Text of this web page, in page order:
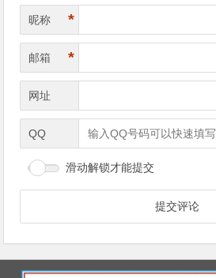
昵称 *
邮箱 *
网址
QQ
滑动解锁才能提交